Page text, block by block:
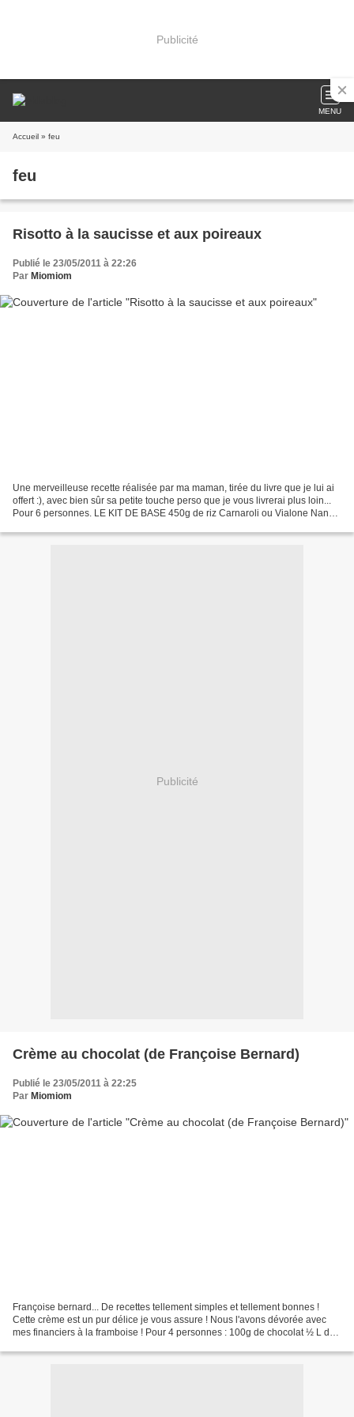
Publicité
MENU
Accueil » feu
feu
Risotto à la saucisse et aux poireaux
Publié le 23/05/2011 à 22:26
Par Miomiom
Une merveilleuse recette réalisée par ma maman, tirée du livre que je lui ai
offert :), avec bien sûr sa petite touche perso que je vous livrerai plus loin...
Pour 6 personnes. LE KIT DE BASE 450g de riz Carnaroli ou Vialone Nano
Publicité
Crème au chocolat (de Françoise Bernard)
Publié le 23/05/2011 à 22:25
Par Miomiom
Françoise bernard... De recettes tellement simples et tellement bonnes !
Cette crème est un pur délice je vous assure ! Nous l'avons dévorée avec
mes financiers à la framboise ! Pour 4 personnes : 100g de chocolat ½ L de